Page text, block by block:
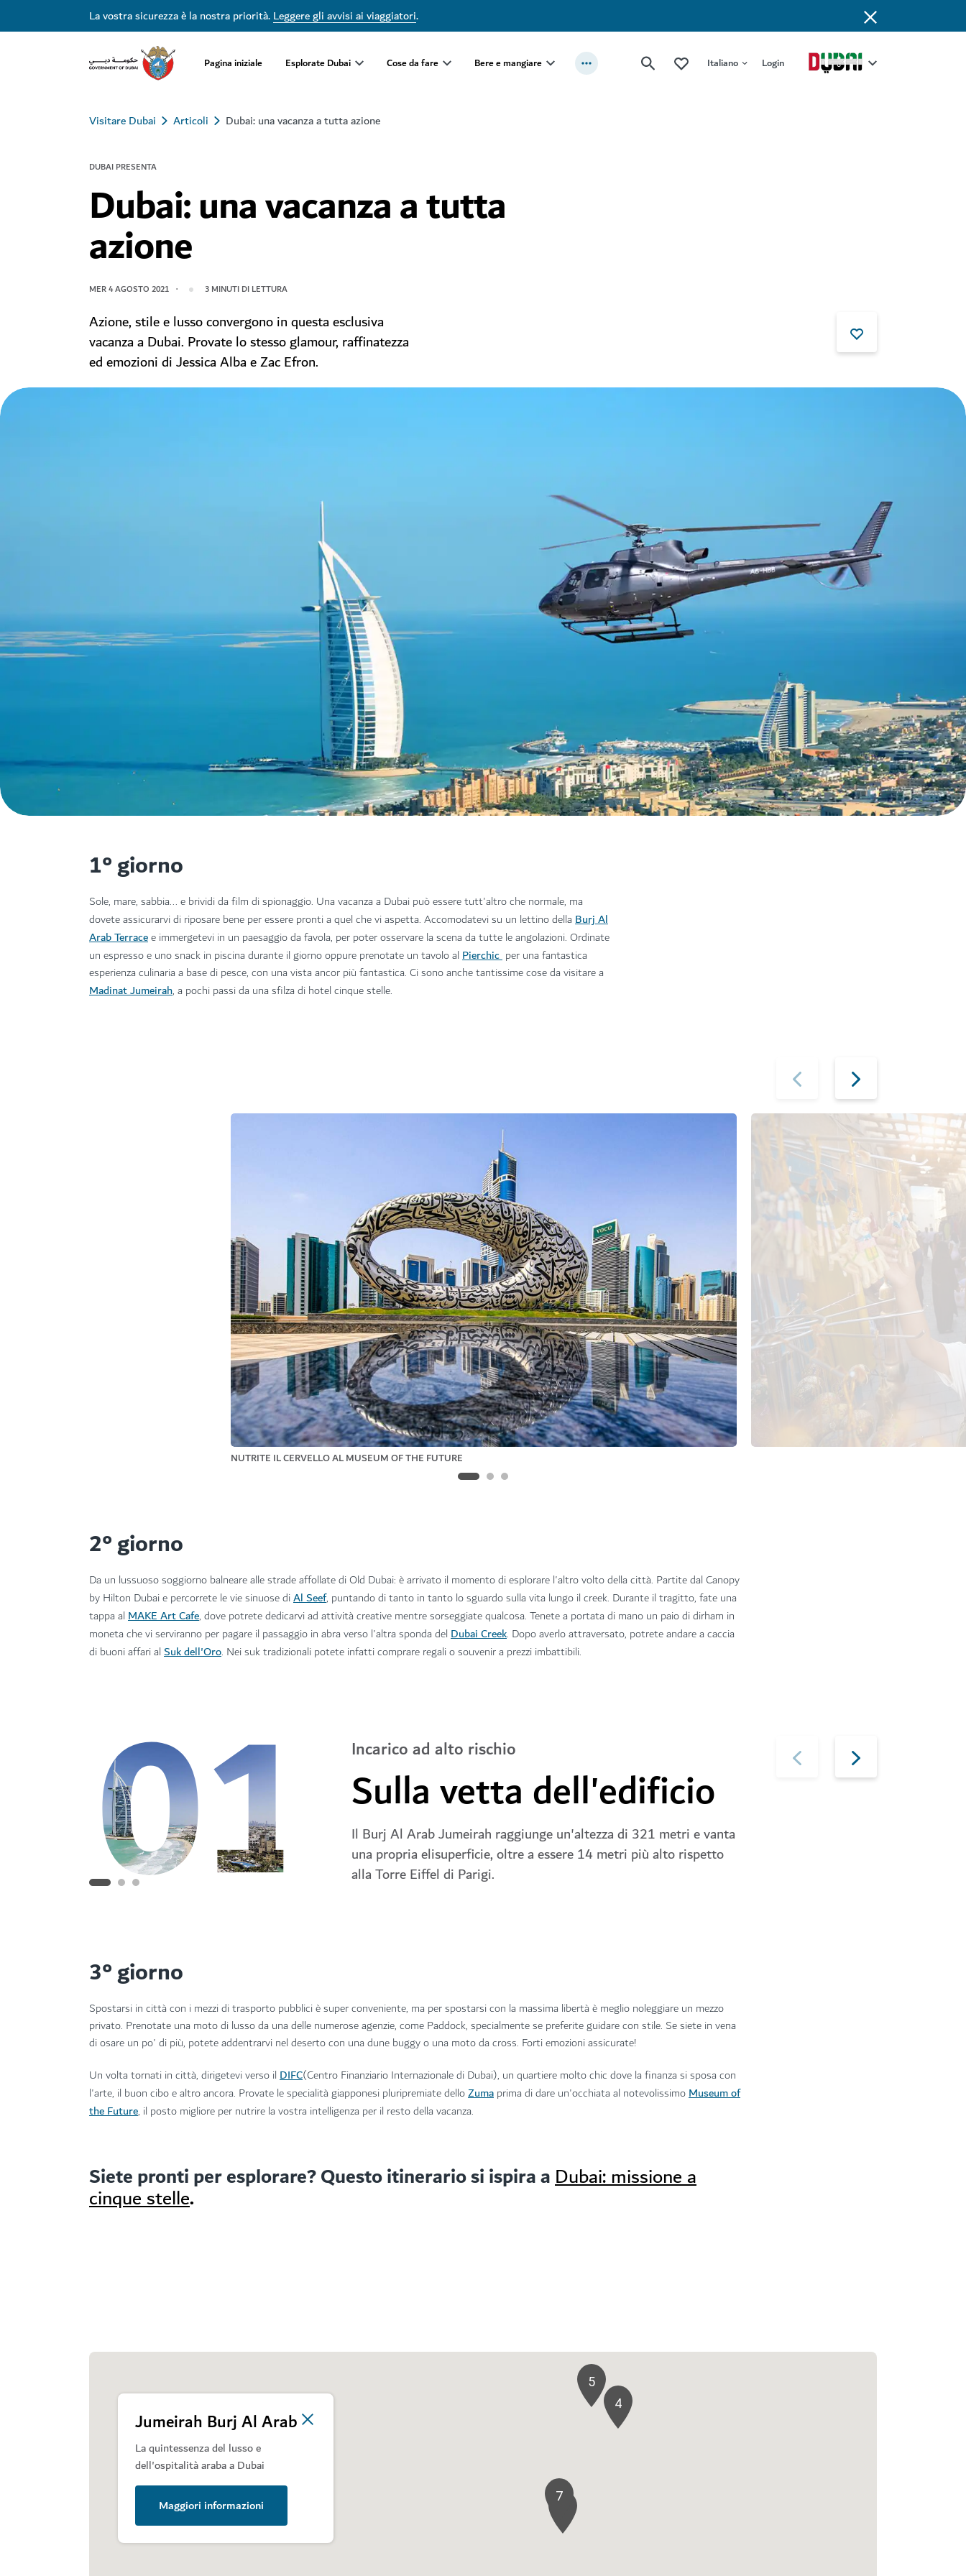
La vostra sicurezza è la nostra priorità.Leggere gli avvisi ai viaggiatori.
Pagina iniziale Esplorate Dubai Cose da fare Bere e mangiare Italiano Login
Visitare Dubai Articoli Dubai: una vacanza a tutta azione
DUBAI PRESENTA
Dubai: una vacanza a tutta
azione
MER 4 AGOSTO 2021 3 MINUTI DI LETTURA
Azione, stile e lusso convergono in questa esclusiva
vacanza a Dubai. Provate lo stesso glamour, raffinatezza
ed emozioni di Jessica Alba e Zac Efron.
1° giorno
Sole, mare, sabbia... e brividi da film di spionaggio. Una vacanza a Dubai può essere tutt'altro che normale, ma
dovete assicurarvi di riposare bene per essere pronti a quel che vi aspetta. Accomodatevi su un lettino della Burj Al
Arab Terracee immergetevi in un paesaggio da favola, per poter osservare la scena da tutte le angolazioni. Ordinate
un espresso e uno snack in piscina durante il giorno oppure prenotate un tavolo al Pierchic per una fantastica
esperienza culinaria a base di pesce, con una vista ancor più fantastica. Ci sono anche tantissime cose da visitare a
Madinat Jumeirah, a pochi passi da una sfilza di hotel cinque stelle.
NUTRITE IL CERVELLO AL MUSEUM OF THE FUTURE
2° giorno
Da un lussuoso soggiorno balneare alle strade affollate di Old Dubai: è arrivato il momento di esplorare l'altro volto della città. Partite dal Canopy
by Hilton Dubai e percorrete le vie sinuose diAl Seef, puntando di tanto in tanto lo sguardo sulla vita lungo il creek. Durante il tragitto, fate una
tappa al MAKE Art Cafe, dove potrete dedicarvi ad attività creative mentre sorseggiate qualcosa. Tenete a portata di mano un paio di dirham in
moneta che vi serviranno per pagare il passaggio in abra verso l'altra sponda del Dubai Creek. Dopo averlo attraversato, potrete andare a caccia
di buoni affari al Suk dell'Oro. Nei suk tradizionali potete infatti comprare regali o souvenir a prezzi imbattibili.
01 Incarico ad alto rischio
Sulla vetta dell'edificio
Il Burj Al Arab Jumeirah raggiunge un'altezza di 321 metri e vanta
una propria elisuperficie, oltre a essere 14 metri più alto rispetto
alla Torre Eiffel di Parigi.
3° giorno
Spostarsi in città con i mezzi di trasporto pubblici è super conveniente, ma per spostarsi con la massima libertà è meglio noleggiare un mezzo
privato. Prenotate una moto di lusso da una delle numerose agenzie, come Paddock, specialmente se preferite guidare con stile. Se siete in vena
di osare un po' di più, potete addentrarvi nel deserto con una dune buggy o una moto da cross. Forti emozioni assicurate!
Un volta tornati in città, dirigetevi verso il DIFC(Centro Finanziario Internazionale di Dubai), un quartiere molto chic dove la finanza si sposa con
l'arte, il buon cibo e altro ancora. Provate le specialità giapponesi pluripremiate delloZuma prima di dare un'occhiata al notevolissimoMuseum of
the Future, il posto migliore per nutrire la vostra intelligenza per il resto della vacanza.
Siete pronti per esplorare? Questo itinerario si ispira aDubai: missione a
cinque stelle.
4
5
7
Jumeirah Burj Al Arab
La quintessenza del lusso e
dell'ospitalità araba a Dubai
Maggiori informazioni